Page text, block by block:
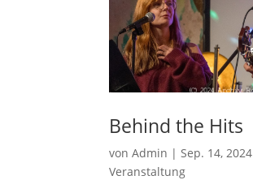
Behind the Hits
vonAdmin |Sep. 14, 2024
Veranstaltung